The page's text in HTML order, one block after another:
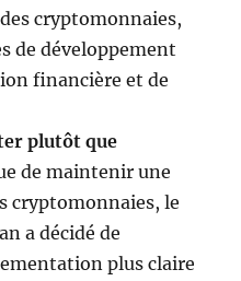
cryptomonnaies,
de développement
financière et de
plutôt que
de maintenir une
cryptomonnaies, le
a décidé de
plus claire